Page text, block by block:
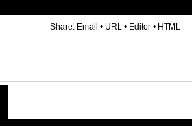
Share: Email • URL • Editor • HTML